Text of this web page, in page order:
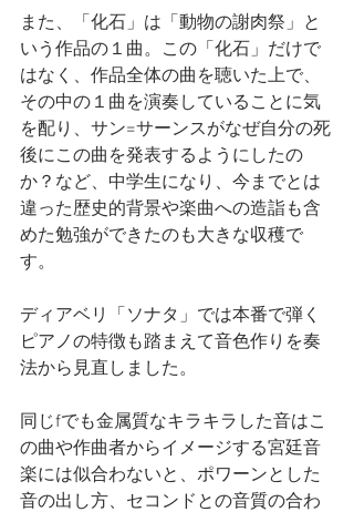
また、「化石」は「動物の謝肉祭」と
いう作品の１曲。この「化石」だけで
はなく、作品全体の曲を聴いた上で、
その中の１曲を演奏していることに気
を配り、サン=サーンスがなぜ自分の死
後にこの曲を発表するようにしたの
か？など、中学生になり、今までとは
違った歴史的背景や楽曲への造詣も含
めた勉強ができたのも大きな収穫で
す。
ディアベリ「ソナタ」では本番で弾く
ピアノの特徴も踏まえて音色作りを奏
法から見直しました。
同じfでも金属質なキラキラした音はこ
の曲や作曲者からイメージする宮廷音
楽には似合わないと、ポワーンとした
音の出し方、セコンドとの音質の合わ